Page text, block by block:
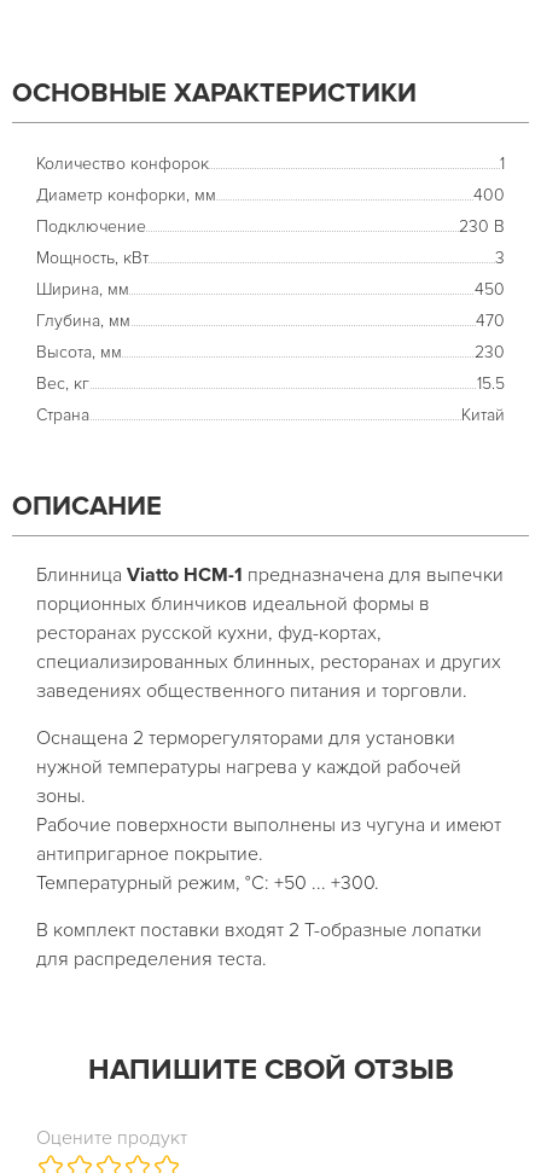
ОСНОВНЫЕ ХАРАКТЕРИСТИКИ
Количество конфорок
1
Диаметр конфорки, мм
400
Подключение
230 В
Мощность, кВт
3
Ширина, мм
450
Глубина, мм
470
Высота, мм
230
Вес, кг
15.5
Страна
Китай
ОПИСАНИЕ
Блинница Viatto HCM-1 предназначена для выпечки
порционных блинчиков идеальной формы в
ресторанах русской кухни, фуд-кортах,
специализированных блинных, ресторанах и других
заведениях общественного питания и торговли.
Оснащена 2 терморегуляторами для установки
нужной температуры нагрева у каждой рабочей
зоны.
Рабочие поверхности выполнены из чугуна и имеют
антипригарное покрытие.
Температурный режим, °C: +50 ... +300.
В комплект поставки входят 2 T-образные лопатки
для распределения теста.
НАПИШИТЕ СВОЙ ОТЗЫВ
Оцените продукт